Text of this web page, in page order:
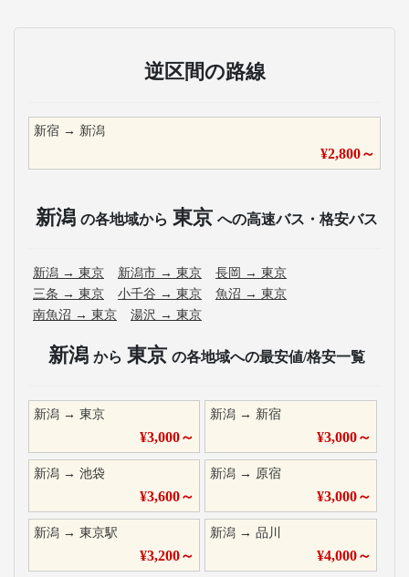
逆区間の路線
新宿 → 新潟
¥2,800～
新潟 の各地域から 東京 への高速バス・格安バス
新潟 → 東京 新潟市 → 東京 長岡 → 東京
三条 → 東京 小千谷 → 東京 魚沼 → 東京
南魚沼 → 東京 湯沢 → 東京
新潟 から 東京 の各地域への最安値/格安一覧
新潟 → 東京
¥3,000～
新潟 → 新宿
¥3,000～
新潟 → 池袋
¥3,600～
新潟 → 原宿
¥3,000～
新潟 → 東京駅
¥3,200～
新潟 →品川
¥4,000～